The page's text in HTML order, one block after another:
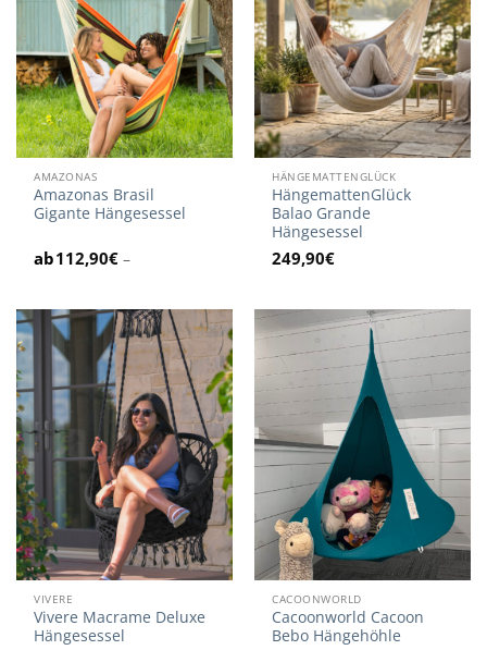
AMAZONAS
Amazonas Brasil
Gigante Hängesessel
112,90€ –
HÄNGEMATTENGLÜCK
HängemattenGlück
Balao Grande
Hängesessel
249,90€
VIVERE
Vivere Macrame Deluxe
Hängesessel
CACOONWORLD
Cacoonworld Cacoon
Bebo Hängehöhle